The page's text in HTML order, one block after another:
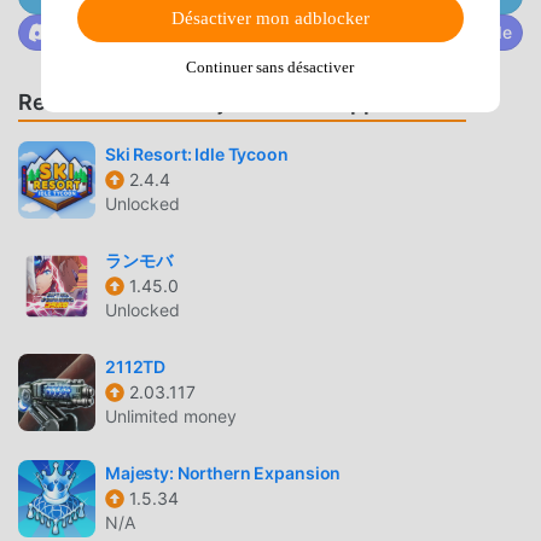
exams. It's better than black hole diving! Let's shoot'em
up!!"(Ga Nmochera Lu from Planet Nmzee, 16 yrs old)"Yes,
I know what’s hot and what’s not. I assure you everyone
will be doing ’Green Style’ very soon and the New Cosmos
Times will run an article about it."(Gloogy from Planet
Zynatook, 4 yrs old)"It’s wonderful that I can do it every day
at my own pace, no matter how busy I am and still take
care of my children. I should tell my neighbor Mrs. Mozoda
----------------------Even though our service has just
begun, many people have quickly become our supporters.
Thanks to them, we were able to kickoff a new spaceship
development!Yes, the GROW’s new spaceship!!And, with
this new spaceship, we will be able to respond to the
requests like below:“I want to be able to go to other
Decomposers?”“Can I check the current status of the
planets that I have completed greening?”The new
spaceship will be available in autumn of 20000016!So, call
Rejoignez @MODDROID.CO sur la communauté Discorde
Recommander des jeux et des applications
Ski Resort: Idle Tycoon
2.4.4
Unlocked
ランモバ
1.45.0
Unlocked
2112TD
2.03.117
Unlimited money
Majesty: Northern Expansion
1.5.34
N/A
Désactiver mon adblocker
Continuer sans désactiver